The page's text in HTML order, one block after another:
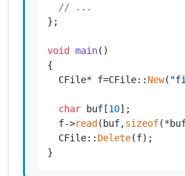
// ...
};
void main()
{
  CFile* f=CFile::
New(
char buf[10];
  f->
read (buf,sizeof
  CFile::
Delete(f);
}